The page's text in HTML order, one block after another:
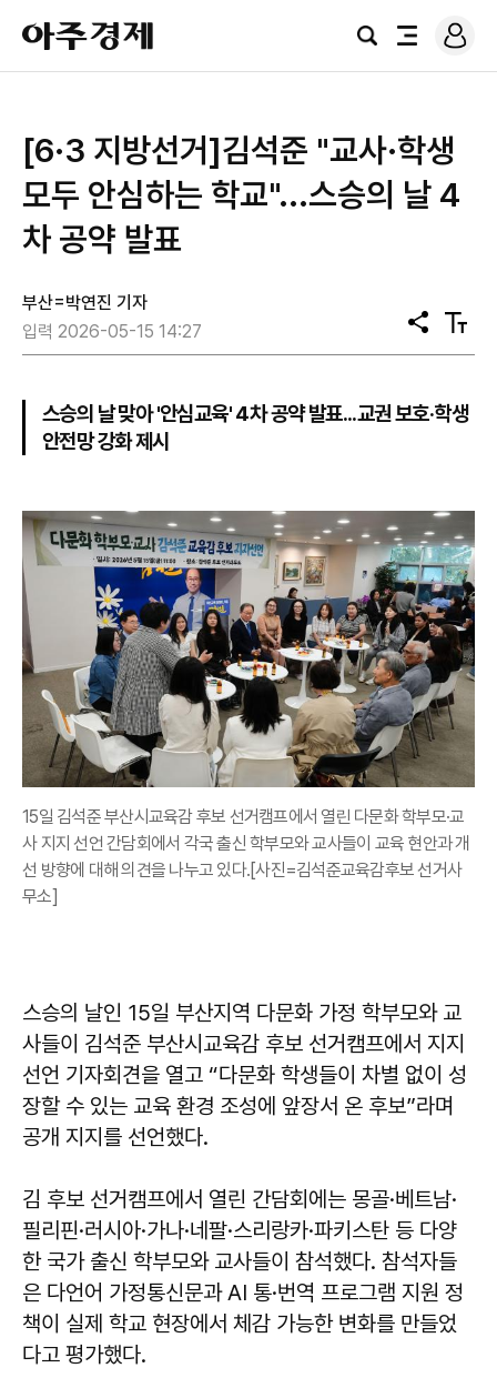
아
주
경
검
전
로
그
[6·3 지방선거]김석준 "교사·학생
모두 안심하는 학교"...스승의 날 4
차 공약 발표
부산=박연진 기자
입력 2026-05-15 14:27
공
유
텍
스
기
스승의 날 맞아 '안심교육' 4차 공약 발표...교권 보호·학생
안전망 강화 제시
15일 김석준 부산시교육감 후보 선거캠프에서 열린 다문화 학부모·교
사 지지 선언 간담회에서 각국 출신 학부모와 교사들이 교육 현안과 개
선 방향에 대해 의견을 나누고 있다.[사진=김석준교육감후보 선거사
무소]
스승의 날인 15일 부산지역 다문화 가정 학부모와 교
사들이 김석준 부산시교육감 후보 선거캠프에서 지지
선언 기자회견을 열고 “다문화 학생들이 차별 없이 성
장할 수 있는 교육 환경 조성에 앞장서 온 후보”라며
공개 지지를 선언했다.
김 후보 선거캠프에서 열린 간담회에는 몽골·베트남·
필리핀·러시아·가나·네팔·스리랑카·파키스탄 등 다양
한 국가 출신 학부모와 교사들이 참석했다. 참석자들
은 다언어 가정통신문과 AI 통·번역 프로그램 지원 정
책이 실제 학교 현장에서 체감 가능한 변화를 만들었
다고 평가했다.